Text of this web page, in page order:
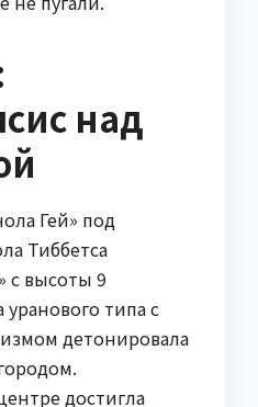
над
Гей» под
Тиббетса
с высоты 9
типа с
детонировала
достигла